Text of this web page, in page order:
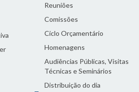
Reuniões
Comissões
Ciclo Orçamentário
Homenagens
Audiências Públicas, Visitas
Técnicas e Seminários
Distribuição do dia